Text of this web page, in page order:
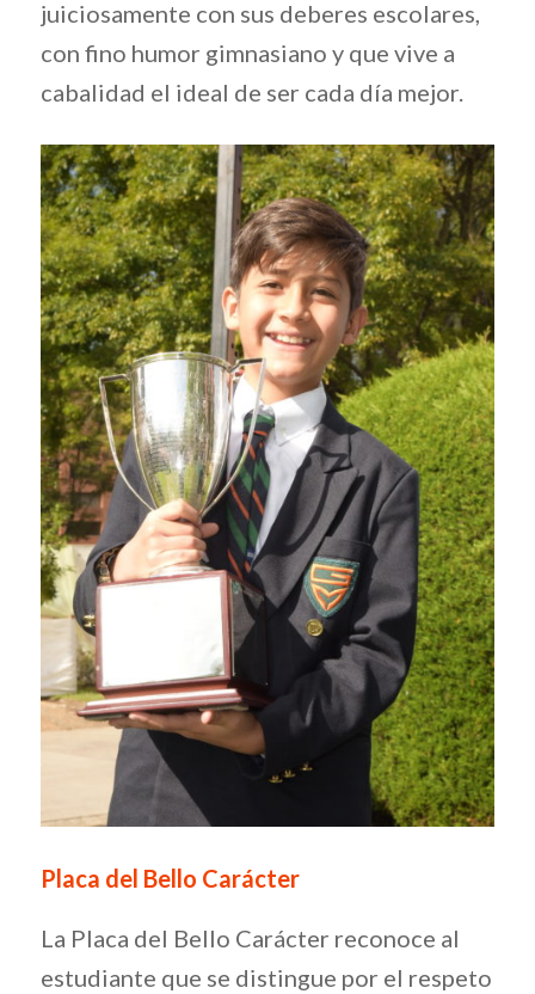
juiciosamente con sus deberes escolares,
con fino humor gimnasiano y que vive a
cabalidad el ideal de ser cada día mejor.
Placa del Bello Carácter
La Placa del Bello Carácter reconoce al
estudiante que se distingue por el respeto